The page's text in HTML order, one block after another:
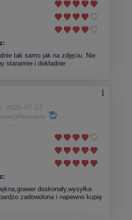
tak samo jak na zdjęciu. Nie
starannie i dokładnie
2026-07-27
doskonały,wysyłka
zadowolona i napewno kupię